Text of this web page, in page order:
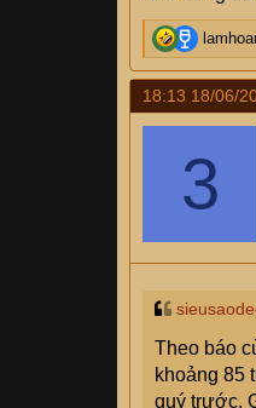
R
e
a
c
t
o
n
s
18:13 18/06/
3
Theo báo
khoảng 85
quý trước.